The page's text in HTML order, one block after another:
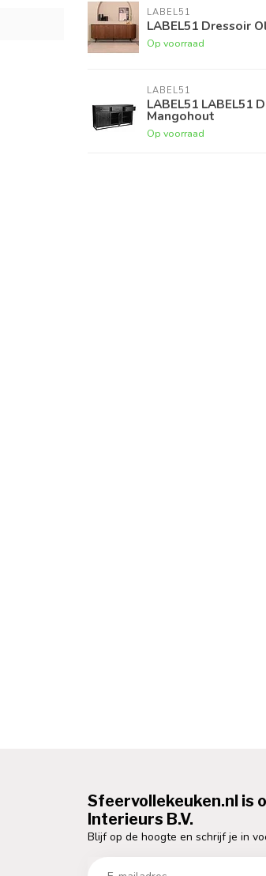
LABEL51
LABEL51 Dressoir
Op voorraad
LABEL51
LABEL51 LABEL51
Mangohout
Op voorraad
Sfeervollekeuken.nl is
Interieurs B.V.
Blijf op de hoogte en schrijf je in